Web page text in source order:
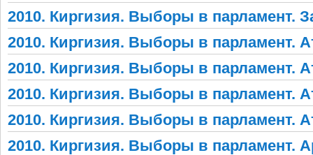
2010. Киргизия. Выборы в парламент.
2010. Киргизия. Выборы в парламент.
2010. Киргизия. Выборы в парламент.
2010. Киргизия. Выборы в парламент.
2010. Киргизия. Выборы в парламент.
2010. Киргизия. Выборы в парламент.